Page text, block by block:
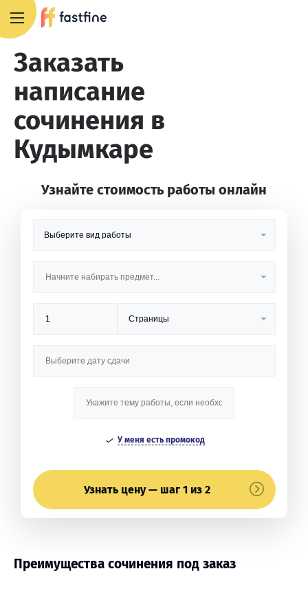
Заказать
написание
сочинения в
Кудымкаре
Узнайте стоимость работы онлайн
У меня есть промокод
Узнать цену — шаг 1 из 2
Преимущества сочинения под заказ